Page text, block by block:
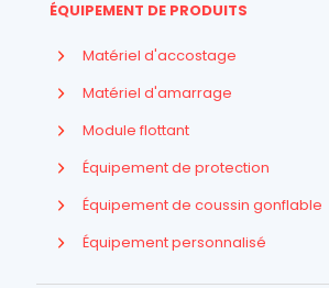
ÉQUIPEMENT DE PRODUITS
Matériel d'accostage
Matériel d'amarrage
Module flottant
Équipement de protection
Équipement de coussin gonflable
Équipement personnalisé